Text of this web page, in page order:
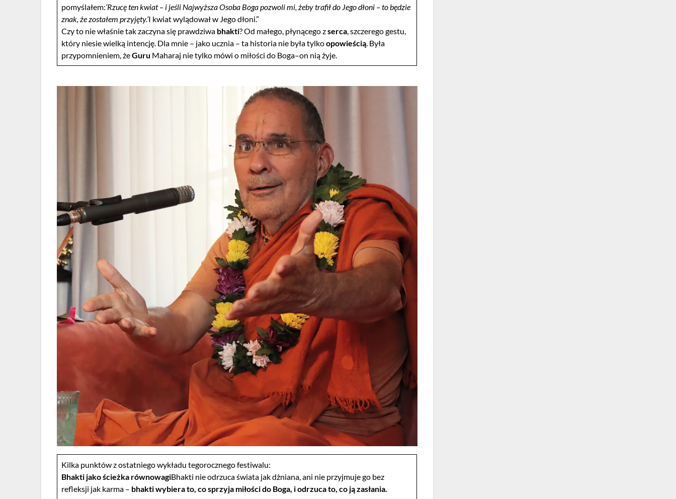
pomyślałem:‘Rzucę ten kwiat – i jeśli Najwyższa Osoba Boga pozwoli mi, żeby trafił do Jego dłoni – to będzie
znak, że zostałem przyjęty.’I kwiat wylądował w Jego dłoni.”
Czy to nie właśnie tak zaczyna się prawdziwa bhakti? Od małego, płynącego zserca, szczerego gestu,
który niesie wielką intencję. Dla mnie – jako ucznia – ta historia nie była tylkoopowieścią. Była
przypomnieniem, żeGuru Maharaj nie tylko mówi o miłości do Boga–on nią żyje.
Kilka punktów z ostatniego wykładu tegorocznego festiwalu:
Bhakti jako ścieżka równowagiBhakti nie odrzuca świata jak dżniana, ani nie przyjmuje go bez
refleksji jak karma – bhakti wybiera to, co sprzyja miłości do Boga, i odrzuca to, co ją zasłania.